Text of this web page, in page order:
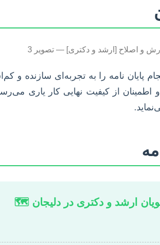
نامه را به تجربه‌ای سازنده و
از کیفیت نهایی کار یاری
ارشد و دکتری در دلیجان 🗺️